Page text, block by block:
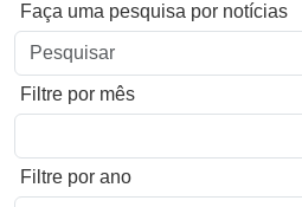
Faça uma pesquisa por notícias
Filtre por mês
Filtre por ano